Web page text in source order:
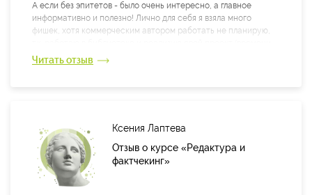
А если без эпитетов - было очень интересно, а главное
информативно и полезно! Лично для себя я взяла много
фишек, хотя коммерческим автором работать не планирую,
катастрофически не хватает...), но все равно считаю, что не
исключения!
Читать отзыв
Ксения Лаптева
Отзыв о курсе «Редактура и
фактчекинг»